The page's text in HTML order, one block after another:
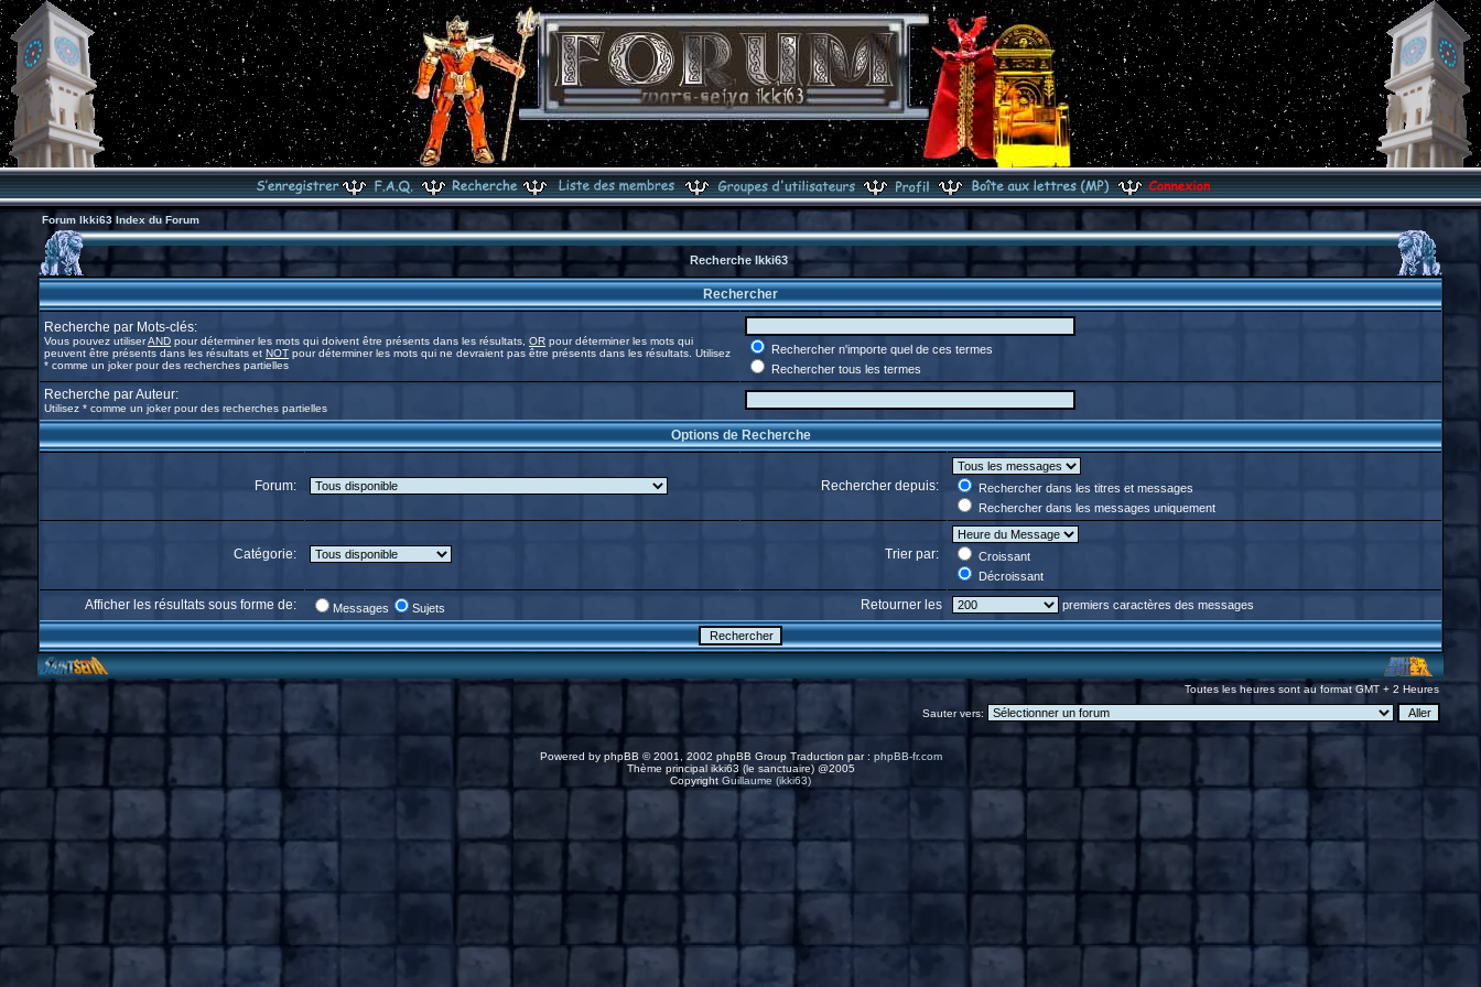
Forum Ikki63 Index du Forum
Recherche Ikki63
Rechercher
Recherche par Mots-clés:
Vous pouvez utiliserAND pour déterminer les mots qui doivent être présents dans les résultats, OR pour déterminer les mots qui
peuvent être présents dans les résultats et NOT pour déterminer les mots qui ne devraient pas être présents dans les résultats. Utilisez
* comme un joker pour des recherches partielles
Rechercher n'importe quel de ces termes
Rechercher tous les termes
Recherche par Auteur:
Utilisez * comme un joker pour des recherches partielles
Options de Recherche
Forum: Rechercher depuis:
Rechercher dans les titres et messages
Rechercher dans les messages uniquement
Catégorie: Trier par:
Croissant
Décroissant
Afficher les résultats sous forme de: Messages Sujets Retourner les premiers caractères des messages
Toutes les heures sont au format GMT + 2 Heures
Sauter vers:
Powered by phpBB © 2001, 2002 phpBB Group Traduction par : phpBB-fr.com
Thème principal ikki63 (le sanctuaire) @2005
Copyright Guillaume (ikki63)